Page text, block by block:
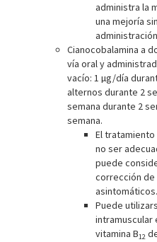
administra la
una mejoría
Cianocobalamina a
vía oral y
vacío: 1 µg/día
alternos durante 2
semana durante 2
semana.
El tratamiento
no ser
puede
corrección
asintomáticos.
Puede
intramuscular
vitamina B12